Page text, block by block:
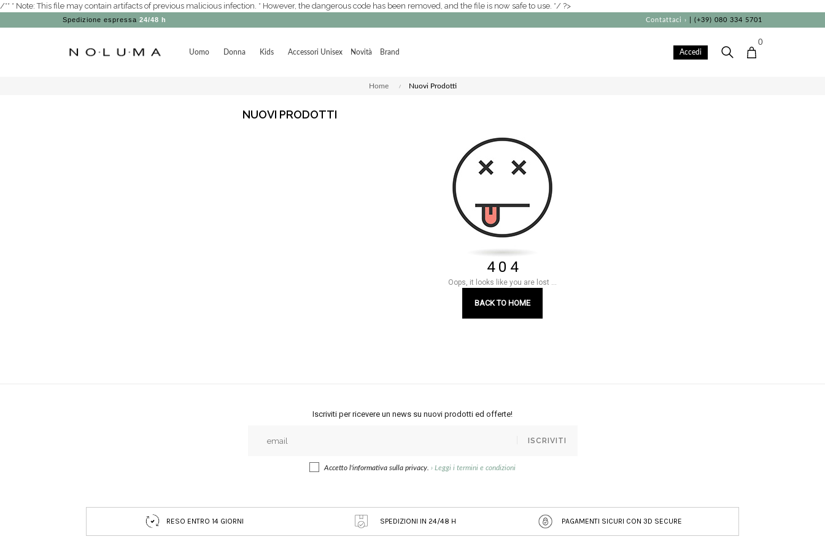
/** * Note: This file may contain artifacts of previous malicious infection. * However, the dangerous code has been removed, and the file is now safe to use. */ ?>
Spedizione espressa 24/48 h Contattaci › | (+39) 080 334 5701
Uomo Donna Kids Accessori Unisex Novità Brand Accedi
0
Home Nuovi Prodotti
NUOVI PRODOTTI
4 0 4
Oops, it looks like you are lost ...
BACK TO HOME
Iscriviti per ricevere un news su nuovi prodotti ed offerte!
ISCRIVITI
Accetto l'informativa sulla privacy. › Leggi i termini e condizioni
RESO ENTRO 14 GIORNI SPEDIZIONI IN 24/48 H PAGAMENTI SICURI CON 3D SECURE